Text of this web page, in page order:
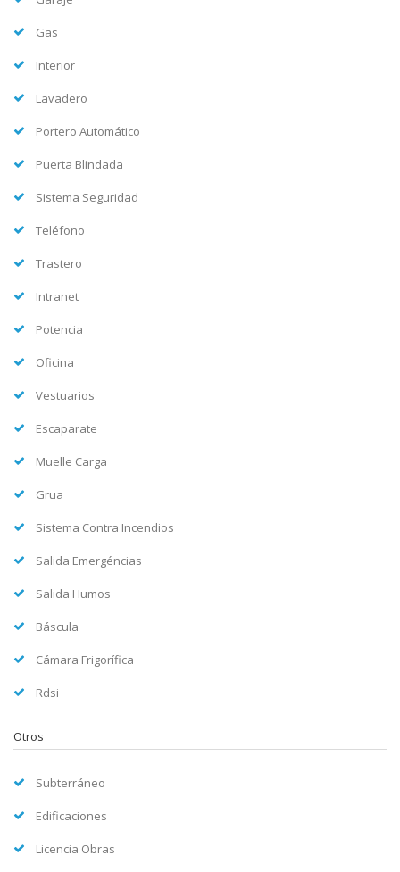
Gas
Interior
Lavadero
Portero Automático
Puerta Blindada
Sistema Seguridad
Teléfono
Trastero
Intranet
Potencia
Oficina
Vestuarios
Escaparate
Muelle Carga
Grua
Sistema Contra Incendios
Salida Emergéncias
Salida Humos
Báscula
Cámara Frigorífica
Rdsi
Otros
Subterráneo
Edificaciones
Licencia Obras